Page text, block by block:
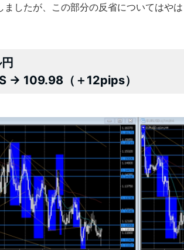
ましたが、この部分の反省についてはやは
→ 109.98（＋12pips）